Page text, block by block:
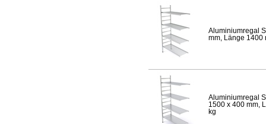
Aluminiumregal
mm, Länge 1400
Aluminiumregal
1500 x 400 mm,
kg